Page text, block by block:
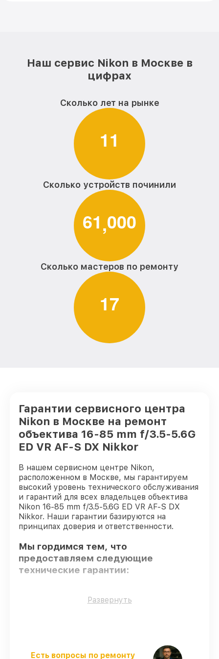
Наш сервис Nikon в Москве в
цифрах
Сколько лет на рынке
11
Сколько устройств починили
61,000
Сколько мастеров по ремонту
17
Гарантии сервисного центра
Nikon в Москве на ремонт
объектива 16-85 mm f/3.5-5.6G
ED VR AF-S DX Nikkor
В нашем сервисном центре Nikon,
расположенном в Москве, мы гарантируем
высокий уровень технического обслуживания
и гарантий для всех владельцев объектива
Nikon 16-85 mm f/3.5-5.6G ED VR AF-S DX
Nikkor. Наши гарантии базируются на
принципах доверия и ответственности.
Мы гордимся тем, что
предоставляем следующие
технические гарантии:
Только фирменные комплектующие
Соблюдение сроков починки–
Развернуть
Есть вопросы по ремонту